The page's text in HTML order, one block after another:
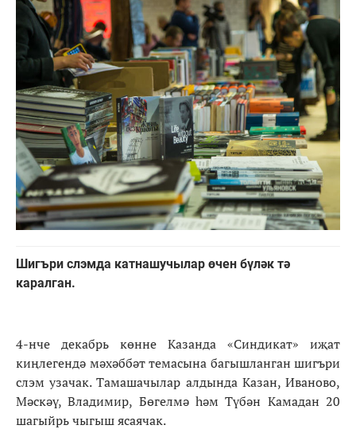
Шигъри слэмда катнашучылар өчен бүләк тә
каралган.
4-нче декабрь көнне Казанда «Синдикат» иҗат
киңлегендә мәхәббәт темасына багышланган шигъри
слэм узачак. Тамашачылар алдында Казан, Иваново,
Мәскәү, Владимир, Бөгелмә һәм Түбән Камадан 20
шагыйрь чыгыш ясаячак.